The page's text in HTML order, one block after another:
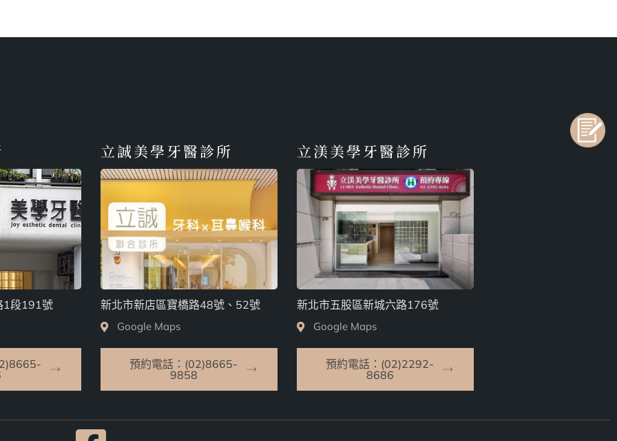
1段191號
立誠美學牙醫診所
新北市新店區寶橋路48號、52號
Google Maps
預約電話：(02)8665-
9858
立渼美學牙醫診所
新北市五股區新城六路176號
Google Maps
預約電話：(02)2292-
8686